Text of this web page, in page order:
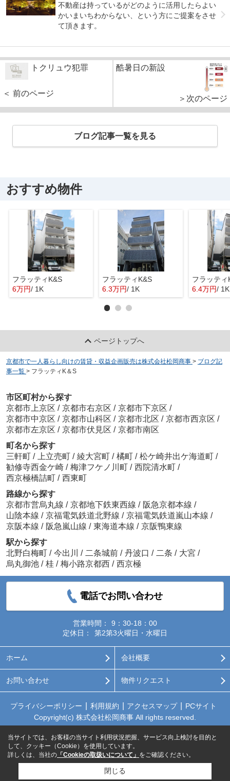
不動産は持っているがどのように活用したらよい
かいまいちわからない、という方にご提案をさせ
て頂きます。
トクリュウ犯罪
＜ 前のページ
酷暑日の新設
＞次のページ
ブログ記事一覧を見る
おすすめ物件
フラッティK&S
6万円/ 1K
フラッティK&S
6.3万円/ 1K
フラッティ
6.4万円/ 1K
ページトップへ
京都市で一人暮らし向けの賃貸・収益企画販売は株式会社松岡商事 > ブログ記
事一覧 > フラッティK＆S
市区町村から探す
京都市上京区 / 京都市右京区 / 京都市下京区 /
京都市中京区 / 京都市山科区 / 京都市北区 / 京都市西京区 /
京都市左京区 / 京都市伏見区 / 京都市南区
町名から探す
三軒町 / 上立売町 / 綾大宮町 / 橘町 / 松ケ崎井出ケ海道町 /
勧修寺西金ケ崎 / 梅津フケノ川町 / 西院清水町 /
西京極橋詰町 / 西東町
路線から探す
京都市営烏丸線 / 京都地下鉄東西線 / 阪急京都本線 /
山陰本線 / 京福電気鉄道北野線 / 京福電気鉄道嵐山本線 /
京阪本線 / 阪急嵐山線 / 東海道本線 / 京阪鴨東線
駅から探す
北野白梅町 / 今出川 / 二条城前 / 丹波口 / 二条 / 大宮 /
烏丸御池 / 桂 / 梅小路京都西 / 西京極
電話でお問い合わせ
営業時間：
9：30-18：00
定休日：
第2第3火曜日・水曜日
ホーム 会社概要
お問い合わせ 物件リクエスト
プライバシーポリシー 利用規約 アクセスマップ
PCサイト
Copyright(c) 株式会社松岡商事 All rights reserved.
当サイトでは、お客様の当サイト利用状況把握、サービス向上検討を目的と
して、クッキー（Cookie）を使用しています。
詳しくは、当社の 「Cookieの取扱いについて」 をご確認ください。
閉じる